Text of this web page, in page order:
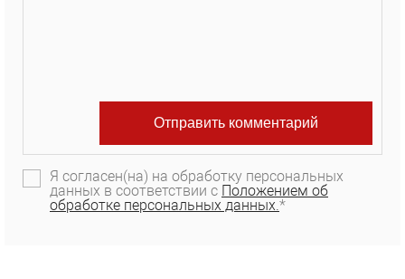
Я согласен(на) на обработку персональных
данных в соответствии с Положением об
обработке персональных данных.*